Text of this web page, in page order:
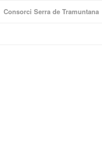
Consorci Serra de Tramuntana